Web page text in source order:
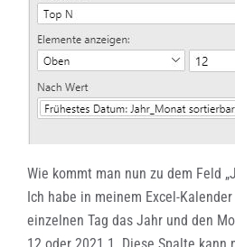
Wie kommt man nun zu dem Feld
Ich habe in meinem Excel-
einzelnen Tag das Jahr und den